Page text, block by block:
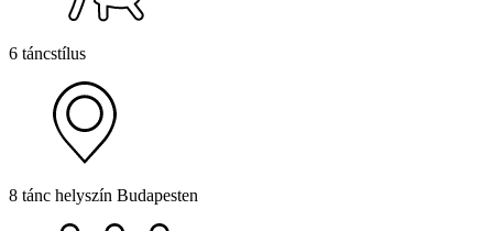
6 táncstílus
8 tánc helyszín Budapesten